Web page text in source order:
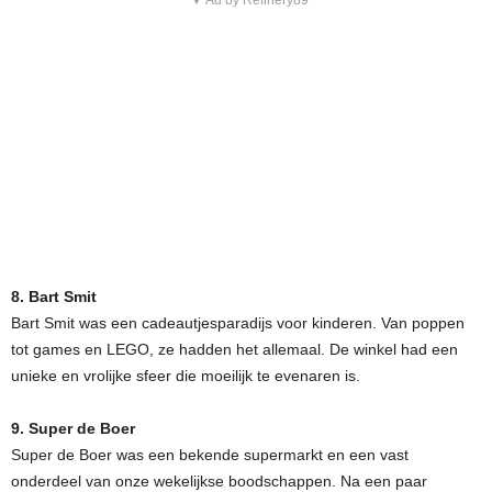
8. Bart Smit
Bart Smit was een cadeautjesparadijs voor kinderen. Van poppen
tot games en LEGO, ze hadden het allemaal. De winkel had een
unieke en vrolijke sfeer die moeilijk te evenaren is.
9. Super de Boer
Super de Boer was een bekende supermarkt en een vast
onderdeel van onze wekelijkse boodschappen. Na een paar